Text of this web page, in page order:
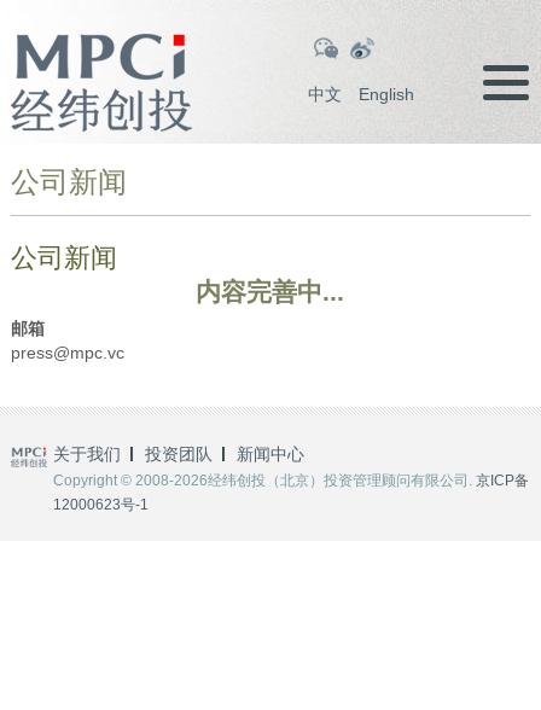
中文 English
公司新闻
公司新闻
内容完善中...
邮箱
press@mpc.vc
关于我们 投资团队 新闻中心
Copyright © 2008-2026经纬创投（北京）投资管理顾问有限公司. 京ICP备
12000623号-1